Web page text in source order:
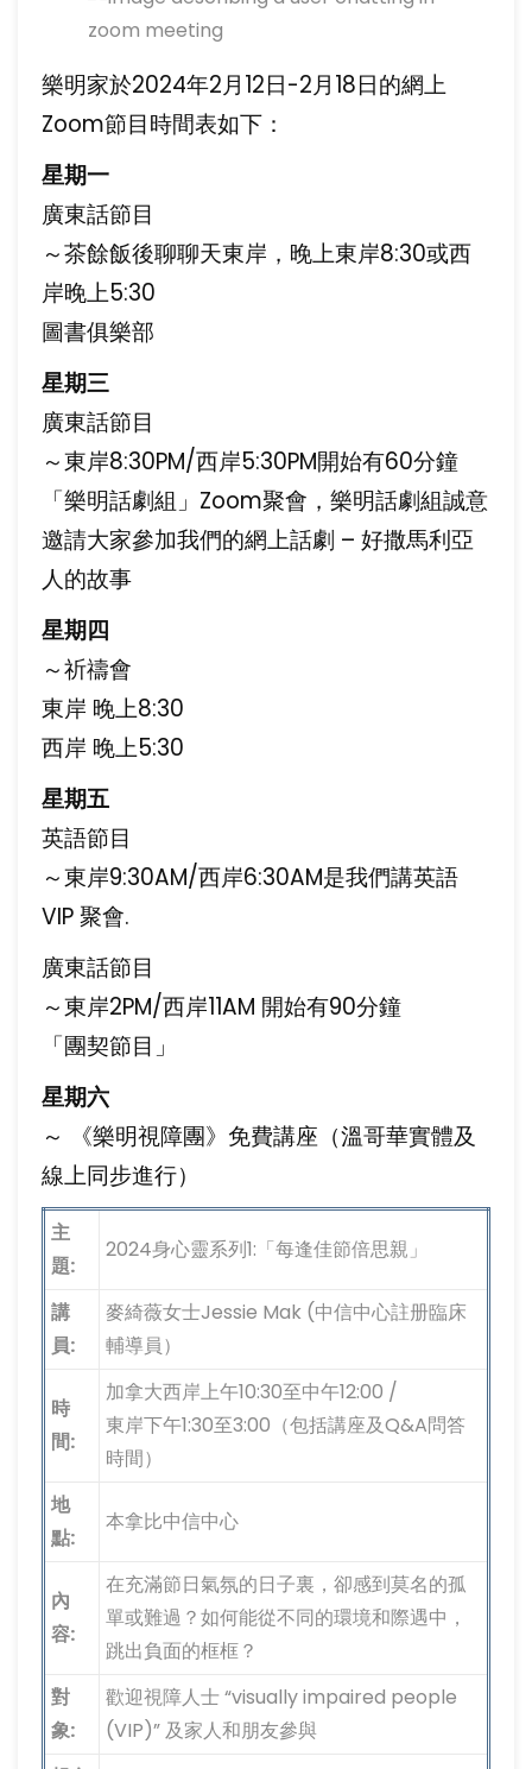
樂明家於2024年2月12日-2月18日的網上
Zoom節目時間表如下：
星期一
廣東話節目
～茶餘飯後聊聊天東岸，晚上東岸8:30或西
岸晚上5:30
圖書俱樂部
星期三
廣東話節目
～東岸8:30PM/西岸5:30PM開始有60分鐘
「樂明話劇組」Zoom聚會，樂明話劇組誠意
邀請大家參加我們的網上話劇 – 好撒馬利亞
人的故事
星期四
～祈禱會
東岸 晚上8:30
西岸 晚上5:30
星期五
英語節目
～東岸9:30AM/西岸6:30AM是我們講英語
VIP 聚會.
廣東話節目
～東岸2PM/西岸11AM 開始有90分鐘
「團契節目」
星期六
～ 《樂明視障團》免費講座（溫哥華實體及
線上同步進行）
主
題:
2024身心靈系列1:「每逢佳節倍思親」
講
員:
麥綺薇女士Jessie Mak (中信中心註册臨床
輔導員）
時
間:
加拿大西岸上午10:30至中午12:00 /
東岸下午1:30至3:00（包括講座及Q&A問答
時間）
地
點:
本拿比中信中心
內
容:
在充滿節日氣氛的日子裏，卻感到莫名的孤
單或難過？如何能從不同的環境和際遇中，
跳出負面的框框？
對
象:
歡迎視障人士 “visually impaired people
(VIP)” 及家人和朋友參與